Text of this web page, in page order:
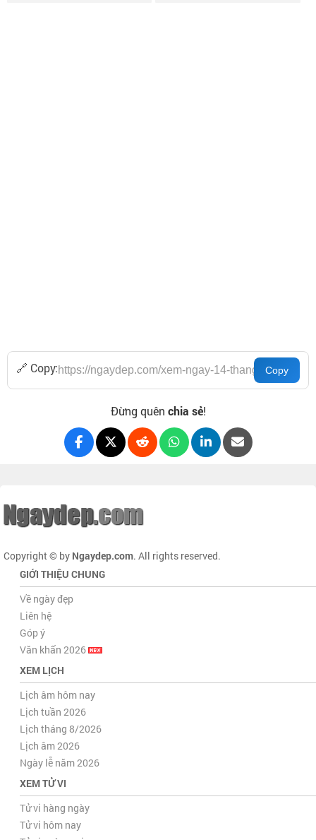
🔗 Copy:
Đừng quên chia sẻ!
Copyright © by Ngaydep.com. All rights reserved.
GIỚI THIỆU CHUNG
Về ngày đẹp
Liên hệ
Góp ý
Văn khấn 2026
XEM LỊCH
Lịch âm hôm nay
Lịch tuần 2026
Lịch tháng 8/2026
Lịch âm 2026
Ngày lễ năm 2026
XEM TỬ VI
Tử vi hàng ngày
Tử vi hôm nay